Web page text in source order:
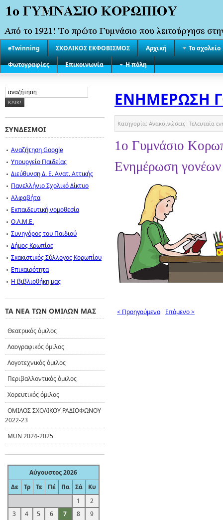
eTwinning ΣΧΟΛΙΚΟΣ ΕΚΦΟΒΙΣΜΟΣ Αρχική
Το σχολείο
Φωτογραφίες
Επικοινωνία Η πόλη
ΕΝΗΜΕΡΩΣΗ
Κατηγορία: Ανακοινώσεις Τελευταία
1o Γυμνάσιο
Ενημέρωση γονέων
< Προηγούμενο Επόμενο >
ΣΥΝΔΕΣΜΟΙ
Αναζήτηση Google
Υπουργείο Παιδείας
Διεύθυνση Δ. Ε. Ανατ. Αττικής
Πανελλήνιο Σχολικό Δίκτυο
Αλφαβήτα
Εκπαιδευτική νομοθεσία
Ο.Λ.Μ.Ε.
Συνηγόρος του Παιδιού
Δήμος Κρωπίας
Σκακιστικός Σύλλογος Κορωπίου
Επικαιρότητα
Η βιβλιοθήκη μας
ΤΑ ΝΕΑ ΤΩΝ ΟΜΙΛΩΝ ΜΑΣ
Θεατρικός όμιλος
Λαογραφικός όμιλος
Λογοτεχνικός όμιλος
Περιβαλλοντικός όμιλος
Χορευτικός όμιλος
ΟΜΙΛΟΣ ΣΧΟΛΙΚΟΥ ΡΑΔΙΟΦΩΝΟΥ
2022-23
MUN 2024-2025
Αύγουστος 2026
Δε
Τρ Τε Πέ Πα Σά
Κυ
1
2
3
4 5 6 7 8
9